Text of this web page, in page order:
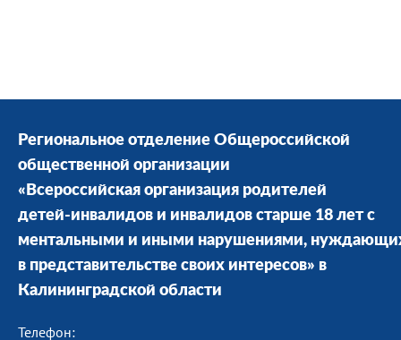
Региональное отделение Общероссийской
общественной организации
«Всероссийская организация родителей
детей-инвалидов и инвалидов старше 18 лет с
ментальными и иными нарушениями,
в представительстве своих интересов» в
Калининградской области
Телефон: